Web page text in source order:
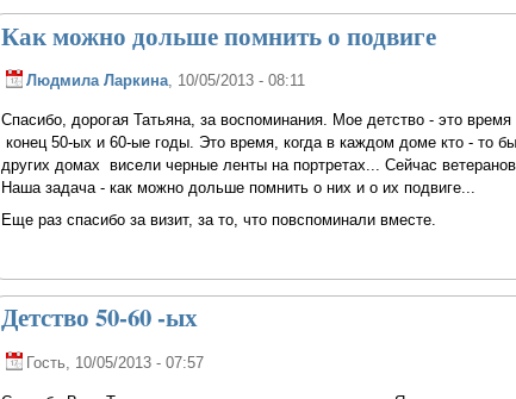
Как можно дольше помнить о подвиге
Людмила Ларкина, 10/05/2013 - 08:11
Спасибо, дорогая Татьяна, за воспоминания. Мое детство - это
конец 50-ых и 60-ые годы. Это время, когда в каждом доме кто - то
других домах висели черные ленты на портретах... Сейчас
Наша задача - как можно дольше помнить о них и о их подвиге...
Еще раз спасибо за визит, за то, что повспоминали вместе.
Детство 50-60 -ых
Гость , 10/05/2013 - 07:57